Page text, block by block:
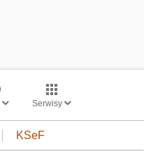
Serwisy
KSeF